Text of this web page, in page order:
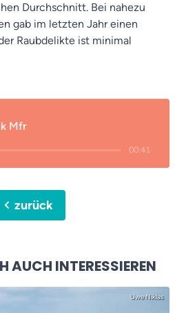
Durchschnitt. Bei nahezu
gab im letzten Jahr einen
Raubdelikte ist minimal
Mfr
00:41
chevron_leftzurück
AUCH INTERESSIEREN
Uwe Niklas